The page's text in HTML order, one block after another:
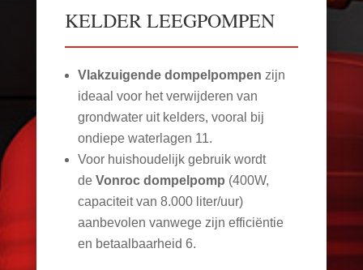
KELDER LEEGPOMPEN
Vlakzuigende dompelpompen zijn
ideaal voor het verwijderen van
grondwater uit kelders, vooral bij
ondiepe waterlagen 11.
Voor huishoudelijk gebruik wordt
de Vonroc dompelpomp (400W,
capaciteit van 8.000 liter/uur)
aanbevolen vanwege zijn efficiëntie
en betaalbaarheid 6.